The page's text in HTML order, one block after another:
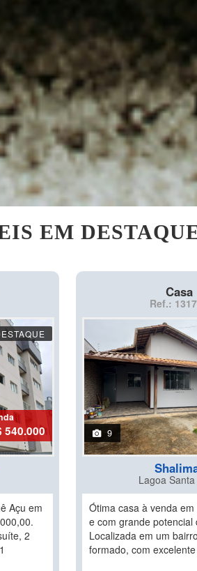
EM
540.000
Açu em
2
Casa
Ref.:
9
Lagoa
Ótima casa à venda
e com grande potencial
Localizada em um
formado, com